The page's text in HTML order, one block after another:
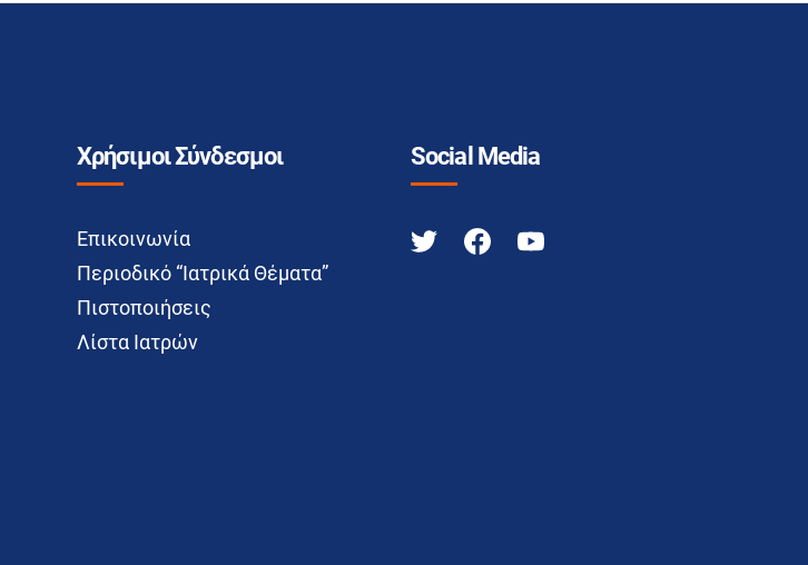
Χρήσιμοι Σύνδεσμοι
Επικοινωνία
Περιοδικό “Ιατρικά Θέματα”
Πιστοποιήσεις
Λίστα Ιατρών
Social Media